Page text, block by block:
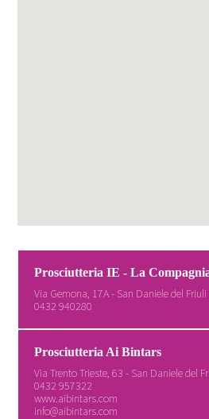
Prosciutteria IE - La
Via Gemona, 17A - San Daniele del Friuli
0432 940280
Prosciutteria Ai Bintars
Via Trento Trieste, 63 - San Daniele del
0432 957322
www.aibintars.com
info@aibintars.com